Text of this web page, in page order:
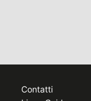
Contatti